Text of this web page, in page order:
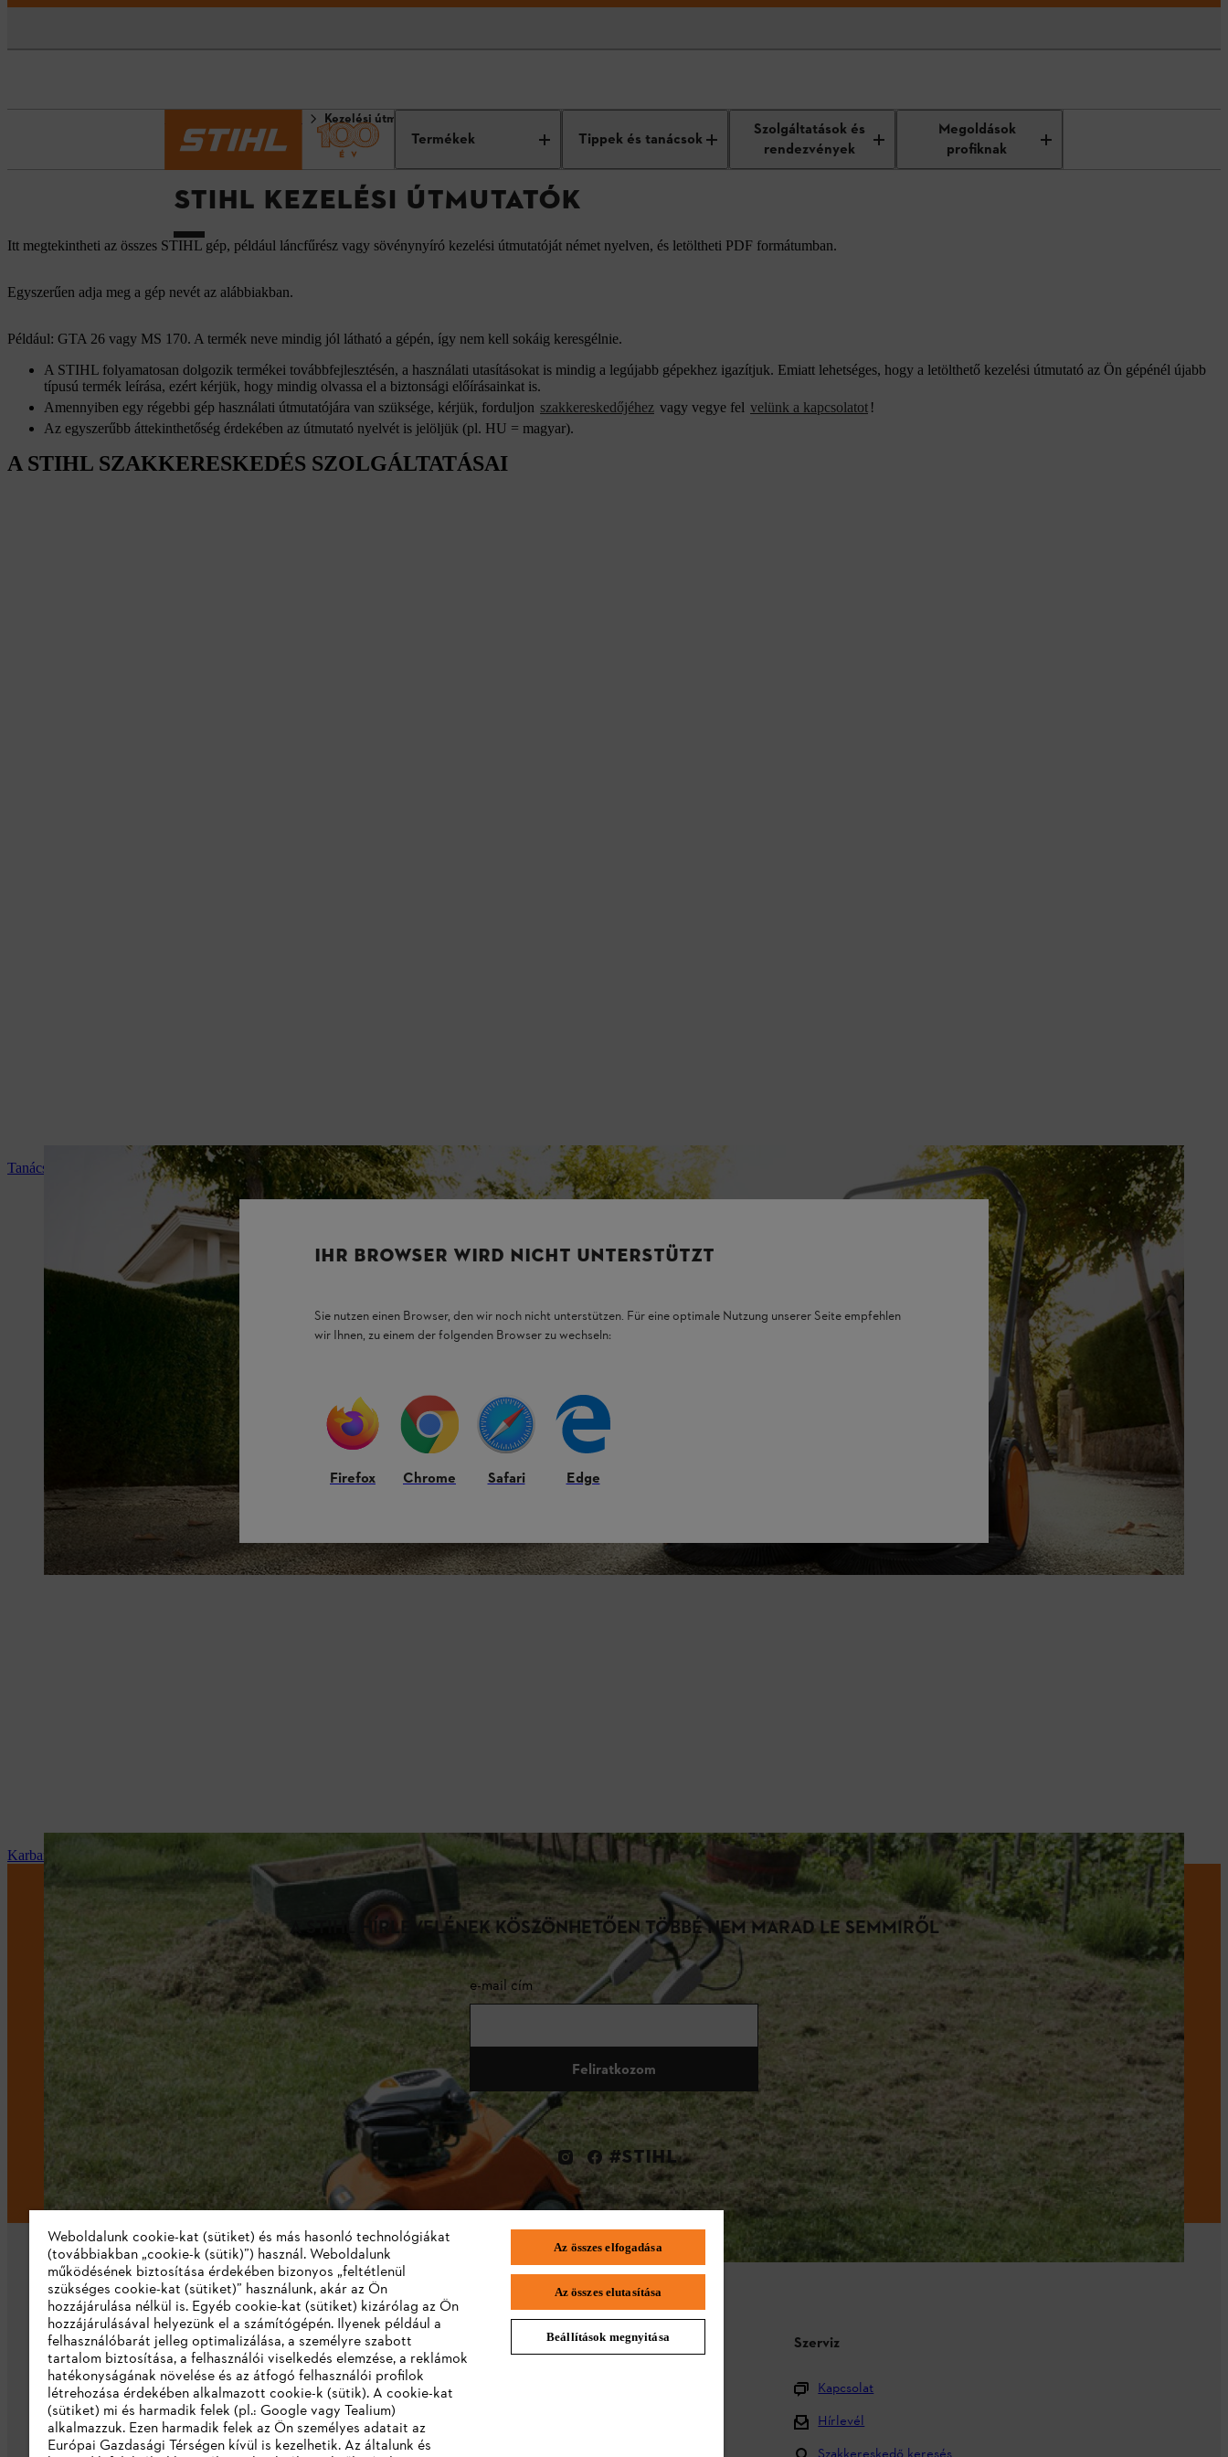
Termékek Tippek és tanácsok
Szolgáltatások és
rendezvények
Megoldások
profiknak
Információk Kezelési útmutatók
STIHL KEZELÉSI ÚTMUTATÓK
Itt megtekintheti az összes STIHL gép, például láncfűrész vagy sövénynyíró kezelési útmutatóját német nyelven, és letöltheti PDF formátumban.
Egyszerűen adja meg a gép nevét az alábbiakban.
Például: GTA 26 vagy MS 170. A termék neve mindig jól látható a gépén, így nem kell sokáig keresgélnie.
A STIHL folyamatosan dolgozik termékei továbbfejlesztésén, a használati utasításokat is mindig a legújabb gépekhez igazítjuk. Emiatt lehetséges, hogy a letölthető kezelési útmutató az Ön gépénél újabb
típusú termék leírása, ezért kérjük, hogy mindig olvassa el a biztonsági előírásainkat is.
Amennyiben egy régebbi gép használati útmutatójára van szüksége, kérjük, forduljon szakkereskedőjéhez vagy vegye fel velünk a kapcsolatot !
Az egyszerűbb áttekinthetőség érdekében az útmutató nyelvét is jelöljük (pl. HU = magyar).
A STIHL SZAKKERESKEDÉS SZOLGÁLTATÁSAI
Tanácsadás és termékismertetés
Karbantartás és javítás
A STIHL HÍRLEVELÉNEK KÖSZÖNHETŐEN TÖBBÉ NEM MARAD LE SEMMIRŐL
e-mail cím
Feliratkozom
#STIHL
Vállalat
Rólunk
Katalógus letöltése
STIHL GYIK Szerviz
Kapcsolat
Hírlevél
IHR BROWSER WIRD NICHT UNTERSTÜTZT
Sie nutzen einen Browser, den wir noch nicht unterstützen. Für eine optimale Nutzung unserer Seite empfehlen
wir Ihnen, zu einem der folgenden Browser zu wechseln:
Firefox Chrome Safari Edge
Weboldalunk cookie-kat (sütiket) és más hasonló technológiákat
(továbbiakban „cookie-k (sütik)”) használ. Weboldalunk
működésének biztosítása érdekében bizonyos „feltétlenül
szükséges cookie-kat (sütiket)” használunk, akár az Ön
hozzájárulása nélkül is. Egyéb cookie-kat (sütiket) kizárólag az Ön
hozzájárulásával helyezünk el a számítógépén. Ilyenek például a
felhasználóbarát jelleg optimalizálása, a személyre szabott
tartalom biztosítása, a felhasználói viselkedés elemzése, a reklámok
hatékonyságának növelése és az átfogó felhasználói profilok
létrehozása érdekében alkalmazott cookie-k (sütik). A cookie-kat
(sütiket) mi és harmadik felek (pl.: Google vagy Tealium)
alkalmazzuk. Ezen harmadik felek az Ön személyes adatait az
Európai Gazdasági Térségen kívül is kezelhetik. Az általunk és
Az összes elfogadása
Az összes elutasítása
Beállítások megnyitása